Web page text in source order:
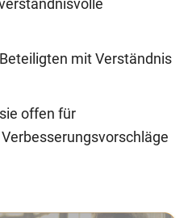
mit Verständnis
offen für